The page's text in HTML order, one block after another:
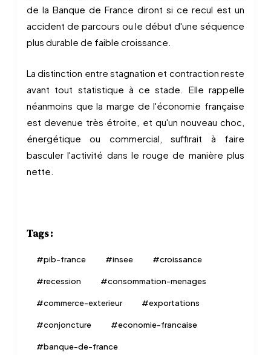
de la Banque de France diront si ce recul est un
accident de parcours ou le début d'une séquence
plus durable de faible croissance.
La distinction entre stagnation et contraction reste
avant tout statistique à ce stade. Elle rappelle
néanmoins que la marge de l'économie française
est devenue très étroite, et qu'un nouveau choc,
énergétique ou commercial, suffirait à faire
basculer l'activité dans le rouge de manière plus
nette.
Tags :
#pib-france #insee #croissance
#recession #consommation-menages
#commerce-exterieur #exportations
#conjoncture #economie-francaise
#banque-de-france